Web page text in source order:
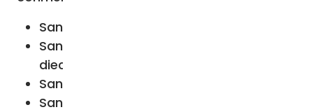
San Casimiro
Santos Focio, Arquelao, Quirino y otros
diecisiete de Nicomedia
San Basino
San Apiano